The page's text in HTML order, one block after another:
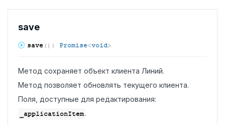
save
save ( ) : Promise<void>
Метод сохраняет объект клиента Линий.
Метод позволяет обновлять текущего клиента.
Поля, доступные для редактирования:
_applicationItem .